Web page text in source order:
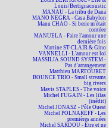
Louis/Bertignacoustic
MANAU - La tribu de Dana
MANO NEGRA - Casa Babylon
Manu CHAO - Si berie m'était
contéee
MANUELA - Faire l'amour une
dernière fois
Martine ST-CLAIR & Gino
VANNELLI - L'amour est loi
MASSILIA SOUND SYSTEM -
Pas d'arrangement
Matthieu MARTOURET
BOUNCE TRIO - Small streams
big rivers
Mavis STAPLES - The voice
Michel FUGAIN - Les lilas
(inédit)
Michel JONASZ - Pôle Ouest
Michel POLNAREFF - Les
premières années
Michel SARDOU - Être et ne